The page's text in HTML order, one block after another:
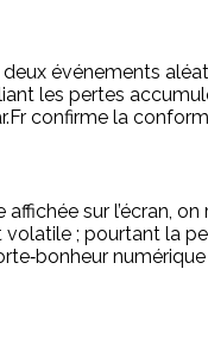
événements
les pertes
confirme la
sur l’écran,
; pourtant la
numérique